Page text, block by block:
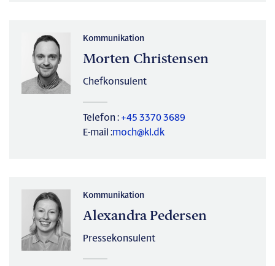
Kommunikation
Morten Christensen
Chefkonsulent
Telefon : +45 3370 3689
E-mail :moch@kl.dk
Kommunikation
Alexandra Pedersen
Pressekonsulent